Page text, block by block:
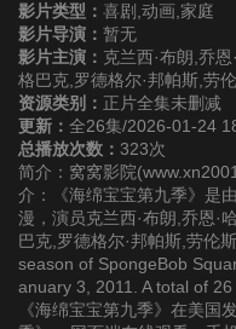
第16集
第19集
第22集
第25集
影片类型： 喜剧,动画,家庭
影片导演： 暂无
影片主演： 克兰西·布朗,乔
格巴克,罗德格尔·邦帕斯,劳
资源类别： 正片全集未删减
更新： 全26集/2026-01-24
总播放次数： 323次
简介：窝窝影院
介：《海绵宝宝第九季》是
漫，演员克兰西·布朗,乔恩·
巴克,罗德格尔·邦帕斯,劳伦
season of SpongeBob
anuary 3, 2011. A total of 26
《海绵宝宝第九季》在美国